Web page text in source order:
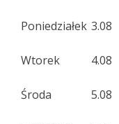
Poniedziałek 3.08
Wtorek 4.08
Środa 5.08